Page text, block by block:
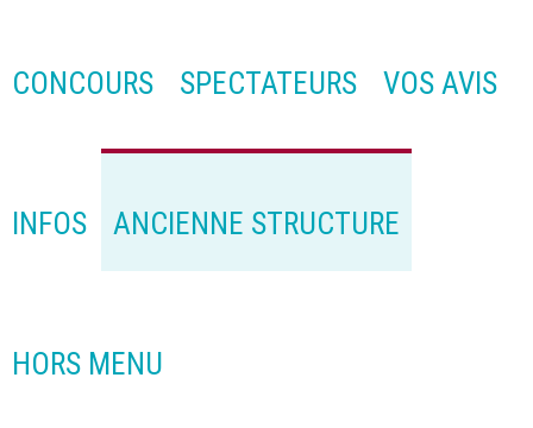
CONCOURS SPECTATEURS VOS AVIS
INFOS ANCIENNE STRUCTURE
HORS MENU